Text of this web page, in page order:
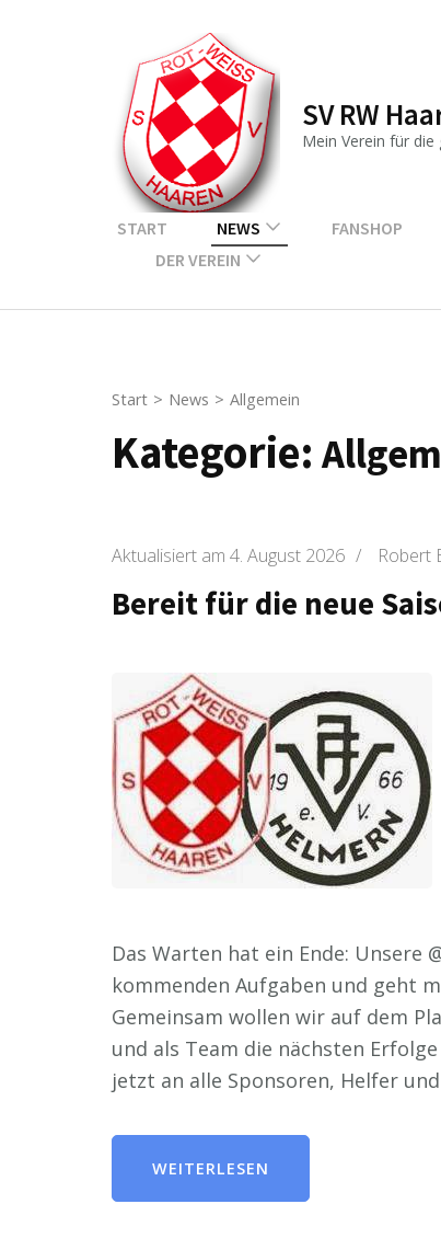
SV RW
Mein Verein für die
START NEWS FANSHOP
DER VEREIN
Start > News > Allgemein
Kategorie:
Aktualisiert am 4. August 2026 / Robert
Bereit für die neue
Das Warten hat ein Ende: Unsere
kommenden Aufgaben und geht
Gemeinsam wollen wir auf dem
und als Team die nächsten
jetzt an alle Sponsoren, Helfer
WEITERLESEN